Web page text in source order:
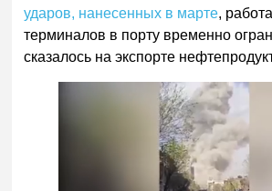
ударов, нанесенных в марте,
терминалов в порту временно
сказалось на экспорте